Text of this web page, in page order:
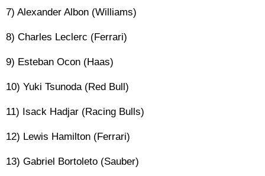
7) Alexander Albon (Williams)
8) Charles Leclerc (Ferrari)
9) Esteban Ocon (Haas)
10) Yuki Tsunoda (Red Bull)
11) Isack Hadjar (Racing Bulls)
12) Lewis Hamilton (Ferrari)
13) Gabriel Bortoleto (Sauber)